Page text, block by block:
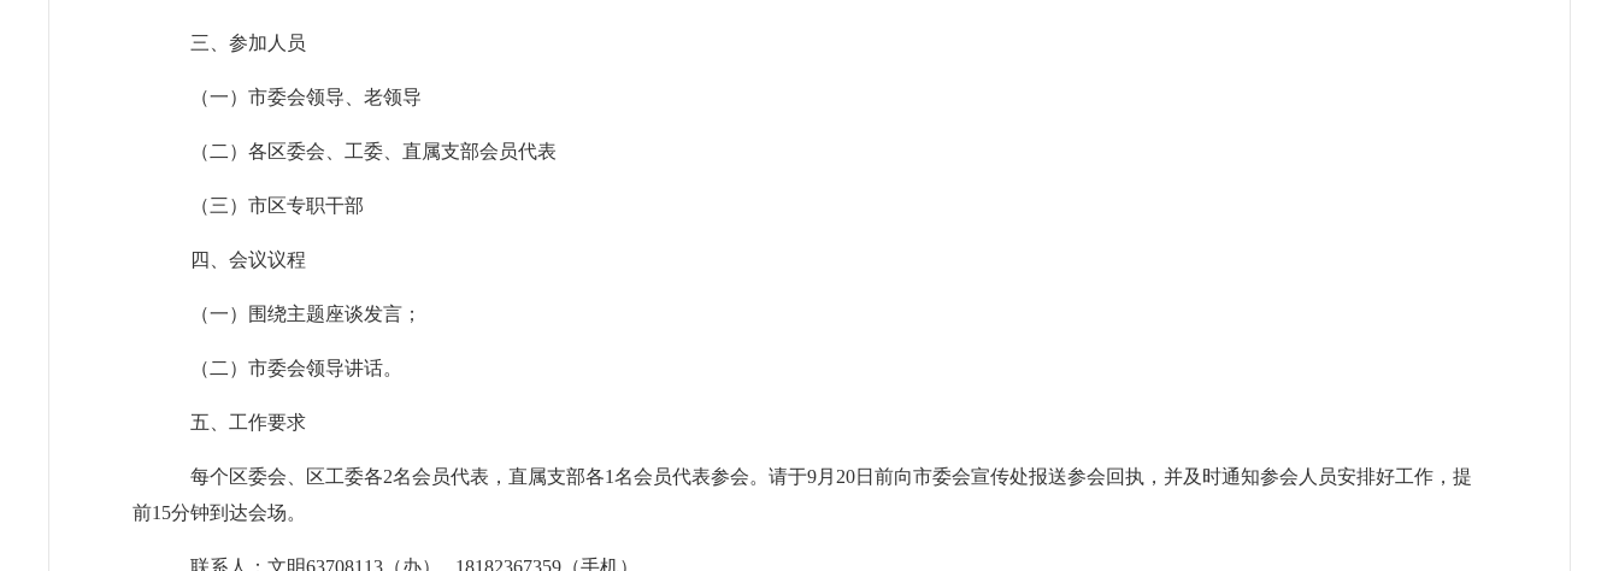
三、参加人员
（一）市委会领导、老领导
（二）各区委会、工委、直属支部会员代表
（三）市区专职干部
四、会议议程
（一）围绕主题座谈发言；
（二）市委会领导讲话。
五、工作要求
每个区委会、区工委各2名会员代表，直属支部各1名会员代表参会。请于9月20日前向市委会宣传处报送参会回执，并及时通知参会人员安排好工作，提
前15分钟到达会场。
联系人：文明63708113（办） 18182367359（手机）